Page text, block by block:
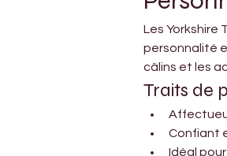
Les Yorkshire
personnalité
câlins et les
Traits de
Confiant
Idéal